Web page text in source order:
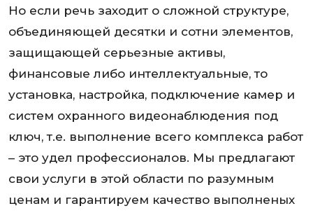
Но если речь заходит о сложной структуре,
объединяющей десятки и сотни элементов,
защищающей серьезные активы,
финансовые либо интеллектуальные, то
установка, настройка, подключение камер и
систем охранного видеонаблюдения под
ключ, т.е. выполнение всего комплекса работ
– это удел профессионалов. Мы предлагают
свои услуги в этой области по разумным
ценам и гарантируем качество выполненых